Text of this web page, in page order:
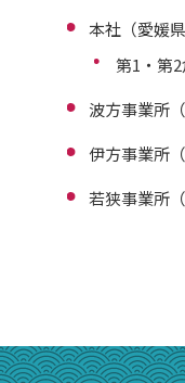
本社（愛媛県
第1・第
波方事業所（
伊方事業所（
若狭事業所（